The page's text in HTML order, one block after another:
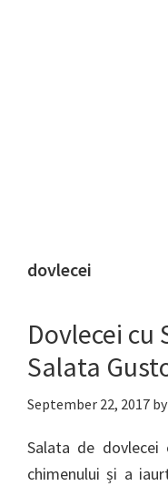
dovlecei
Dovlecei cu
Salata
September 22, 2017 by
Salata de
chimenului și a